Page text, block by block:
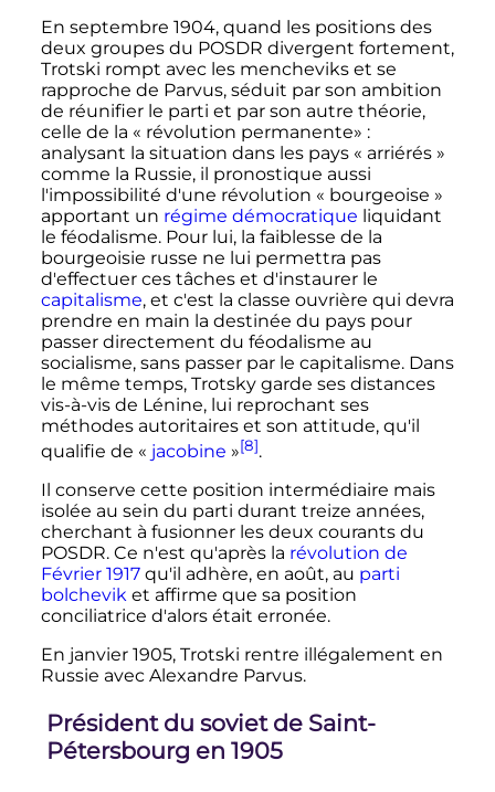
En septembre 1904, quand les positions des
deux groupes du POSDR divergent fortement,
Trotski rompt avec les mencheviks et se
rapproche de Parvus, séduit par son ambition
de réunifier le parti et par son autre théorie,
celle de la « révolution permanente» :
analysant la situation dans les pays « arriérés »
comme la Russie, il pronostique aussi
l'impossibilité d'une révolution « bourgeoise »
apportant un régime démocratique liquidant
le féodalisme. Pour lui, la faiblesse de la
bourgeoisie russe ne lui permettra pas
d'effectuer ces tâches et d'instaurer le
capitalisme, et c'est la classe ouvrière qui devra
prendre en main la destinée du pays pour
passer directement du féodalisme au
socialisme, sans passer par le capitalisme. Dans
le même temps, Trotsky garde ses distances
vis-à-vis de Lénine, lui reprochant ses
méthodes autoritaires et son attitude, qu'il
qualifie de « jacobine »[8].
Il conserve cette position intermédiaire mais
isolée au sein du parti durant treize années,
cherchant à fusionner les deux courants du
POSDR. Ce n'est qu'après la révolution de
Février 1917qu'il adhère, en août, au parti
bolcheviket affirme que sa position
conciliatrice d'alors était erronée.
En janvier 1905, Trotski rentre illégalement en
Russie avec Alexandre Parvus.
Président du soviet de Saint-
Pétersbourg en 1905